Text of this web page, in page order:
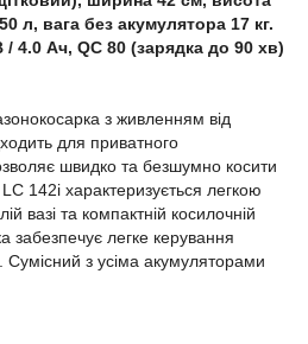
л, вага без акумулятора 17 кг.
/ 4.0 Ач, QC 80 (зарядка до 90 хв)
з живленням від
для приватного
швидко та безшумно косити
142i характеризується легкою
вазі та компактній косилочній
забезпечує легке керування
Сумісний з усіма акумуляторами